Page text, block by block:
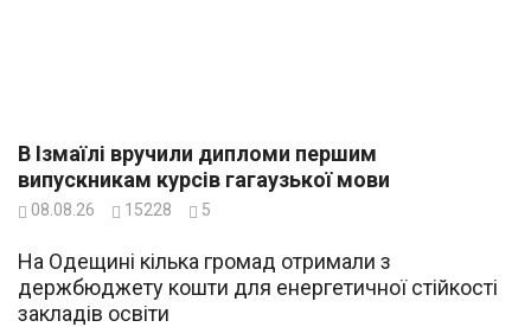
В Ізмаїлі вручили дипломи першим
випускникам курсів гагаузької мови
08.08.26 15228 5
На Одещині кілька громад отримали з
держбюджету кошти для енергетичної стійкості
закладів освіти